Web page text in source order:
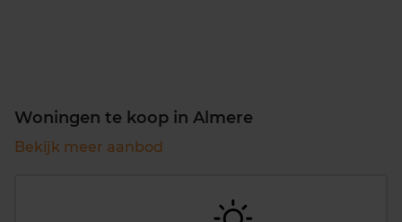
Woningen te koop in Almere
Bekijk meer aanbod